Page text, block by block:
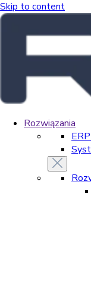
Skip to content
Rozwiązania